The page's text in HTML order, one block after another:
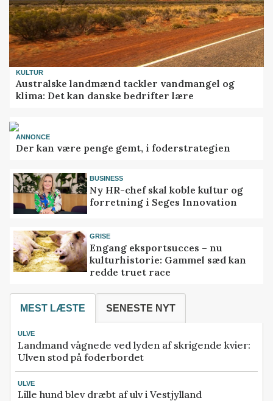
KULTUR
Australske landmænd tackler vandmangel og
klima: Det kan danske bedrifter lære
ANNONCE
Der kan være penge gemt, i foderstrategien
BUSINESS
Ny HR-chef skal koble kultur og
forretning i Seges Innovation
GRISE
Engang eksportsucces – nu
kulturhistorie: Gammel sæd kan
redde truet race
MEST LÆSTE SENESTE NYT
ULVE
Landmand vågnede ved lyden af skrigende kvier:
Ulven stod på foderbordet
ULVE
Lille hund blev dræbt af ulv i Vestjylland